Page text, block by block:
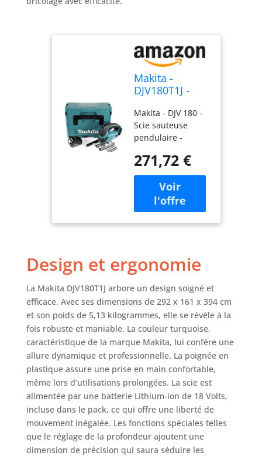
Makita -
DJV180T1J -
sans fil
Makita - DJV 180 -
Scie sauteuse
pendulaire -
V/5,0 Ah - Avec
mallette à outils en
plastique - Insert
en mousse à picots
universel pour
Makpac - HCS (A-
Makita BR-13 pour
bois et plastique -
Longueur totale :
105 mm -
Longueur de
travail : 70 mm -
HSS (A-85737) - Lot
de 2 lames Makita
B-22 pour
aluminium, laiton,
plastique et acier
doux - Longueur
totale de 76 mm -
Longueur de
travail de 52 mm -
HCS ( A-8562) - Lot
271,72 €
Design et ergonomie
La Makita DJV180T1J arbore un design soigné et
efficace. Avec ses dimensions de 292 x 161 x 394 cm
et son poids de 5,13 kilogrammes, elle se révèle à la
fois robuste et maniable. La couleur turquoise,
caractéristique de la marque Makita, lui confère une
allure dynamique et professionnelle. La poignée en
plastique assure une prise en main confortable,
même lors d’utilisations prolongées. La scie est
alimentée par une batterie Lithium-ion de 18 Volts,
incluse dans le pack, ce qui offre une liberté de
mouvement inégalée. Les fonctions spéciales telles
que le réglage de la profondeur ajoutent une
dimension de précision qui saura séduire les